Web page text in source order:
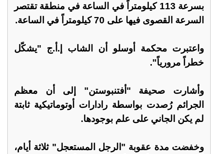
بسرعة 113 كيلومتراً في الساعة في منطقة تقتصر
السرعة القصوى فيها على 70 كيلومتراً في الساعة.
واعتبرت محكمة أوسلو أن الشاب إ.أ.ج "يشكّل
خطراً مرورياً".
وأشارت صحيفة "أفتنبوستن" إلى أن معظم
الجرائم رُصدت بواسطة رادارات أوتوماتيكية ثابتة
لم يكن الجاني على علم بوجودها.
وخفضت مدة عقوبة "الرجل المستعجل" ثلاثة أيام،